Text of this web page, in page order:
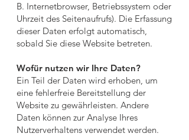
B. Internetbrowser, Betriebssystem oder
Uhrzeit des Seitenaufrufs). Die Erfassung
dieser Daten erfolgt automatisch,
sobald Sie diese Website betreten.
Wofür nutzen wir Ihre Daten?
Ein Teil der Daten wird erhoben, um
eine fehlerfreie Bereitstellung der
Website zu gewährleisten. Andere
Daten können zur Analyse Ihres
Nutzerverhaltens verwendet werden.